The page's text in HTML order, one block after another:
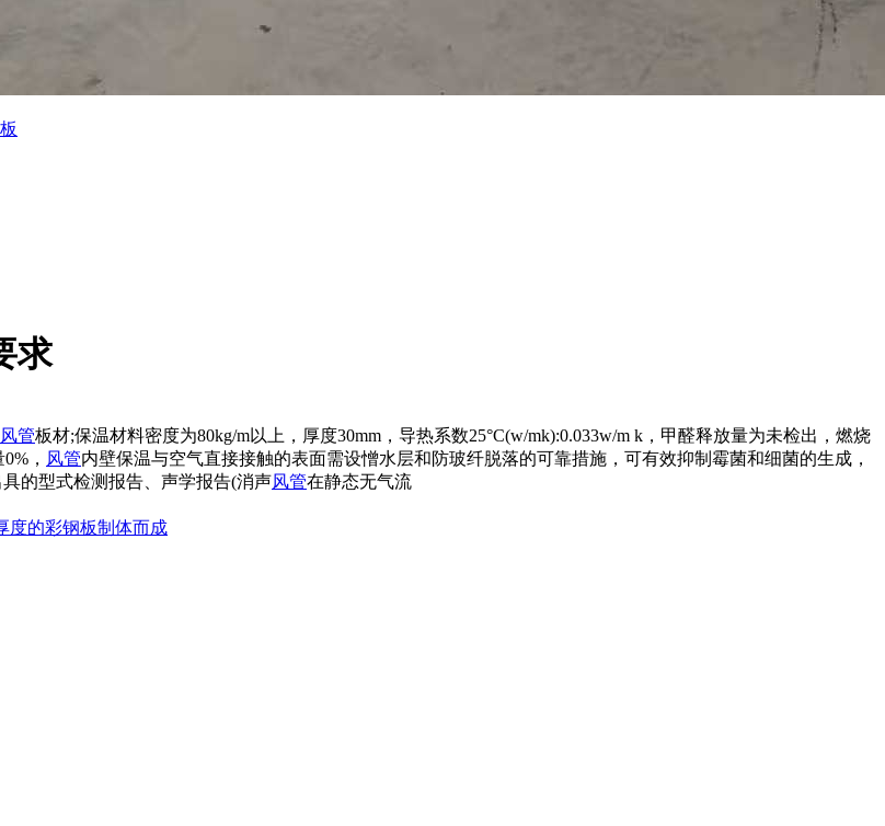
求
管板材;保温材料密度为80kg/m以上，厚度30mm，导热系数25°C(w/mk):0.033w/m k，甲醛释放量为未检出，燃烧
， 风管内壁保温与空气直接接触的表面需设憎水层和防玻纤脱落的可靠措施，可有效抑制霉菌和细菌的生成，
的型式检测报告、声学报告(消声风管在静态无气流
度的彩钢板制体而成